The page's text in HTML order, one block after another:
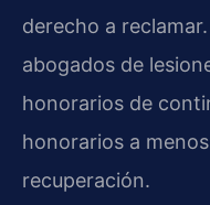
derecho a
abogados de
honorarios de
honorarios a
recuperación.